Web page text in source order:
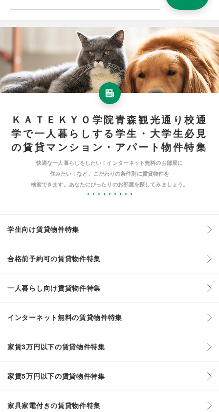
ＫＡＴＥＫＹＯ学院青森観光通り校通
学で一人暮らしする学生・大学生必見
の賃貸マンション・アパート物件特集
快適な一人暮らしをしたい！インターネット無料のお部屋に
住みたい！など、こだわりの条件別に賃貸物件を
検索できます。あなたにぴったりのお部屋を探してみましょう。
学生向け賃貸物件特集
合格前予約可の賃貸物件特集
一人暮らし向け賃貸物件特集
インターネット無料の賃貸物件特集
家賃3万円以下の賃貸物件特集
家賃5万円以下の賃貸物件特集
家具家電付きの賃貸物件特集